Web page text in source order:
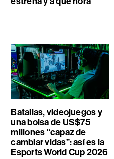
Batallas, videojuegos y
una bolsa de US$75
millones “capaz de
cambiar vidas”: así es la
Esports World Cup 2026